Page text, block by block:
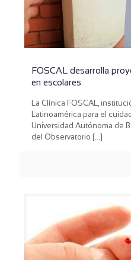
FOSCAL desarrolla
en escolares
La Clínica FOSCAL,
Latinoamérica para el
Universidad Autónoma de
del Observatorio […]